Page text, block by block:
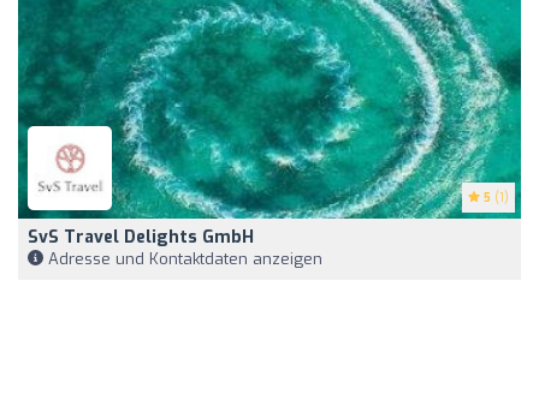
5 (1)
SvS Travel Delights GmbH
Adresse und Kontaktdaten anzeigen